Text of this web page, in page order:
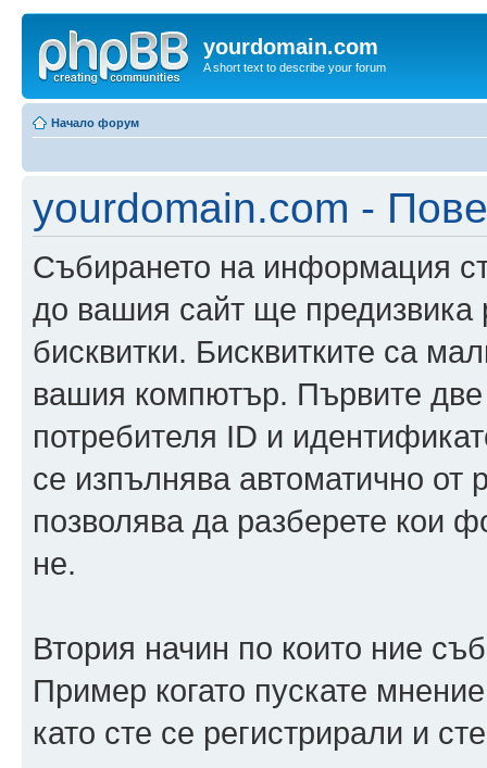
yourdomain.com
A short text to describe your forum
Начало форум
yourdomain.com -
Събирането на информация
до вашия сайт ще
бисквитки. Бисквитките са
вашия компютър. Първите
потребителя ID и
се изпълнява автоматично от
позволява да разберете кои
не.
Втория начин по които ние
Пример когато пускате
като сте се регистрирали и